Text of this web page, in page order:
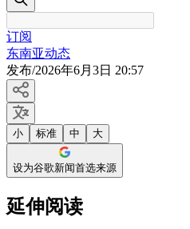
订阅
东南亚动态
发布/2026年6月3日 20:57
小 标准 中 大
设为谷歌新闻首选来源
延伸阅读